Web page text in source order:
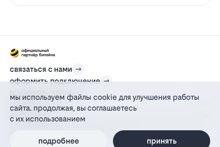
связаться с нами
оформить подключение
проверить адрес
для дома
информация
действующий на основании агентского договора
политика персональных данных
мы используем файлы cookie для улучшения работы
сайта. продолжая, вы соглашаетесь
с их использованием
подробнее принять